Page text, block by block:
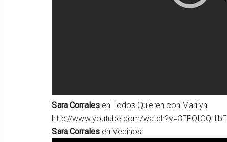
Sara Corrales en Todos Quieren con Marilyn
http://www.youtube.com/watch?v=3EPQIOQHibE
Sara Corrales en Vecinos